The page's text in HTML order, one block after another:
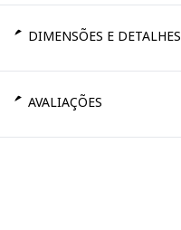
DIMENSÕES E DETALHES
AVALIAÇÕES